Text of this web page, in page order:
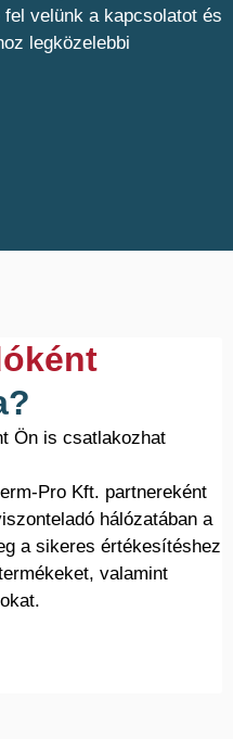
velünk a kapcsolatot és
legközelebbi
Ön is csatlakozhat
Pro Kft. partnereként
hálózatában a
a sikeres értékesítéshez
valamint